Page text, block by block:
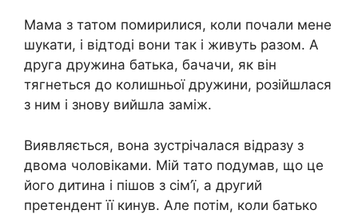
Мама з татом помирилися, коли почали мене
шукати, і відтоді вони так і живуть разом. А
друга дружина батька, бачачи, як він
тягнеться до колишньої дружини, розійшлася
з ним і знову вийшла заміж.
Виявляється, вона зустрічалася відразу з
двома чоловіками. Мій тато подумав, що це
його дитина і пішов з сім’ї, а другий
претендент її кинув. Але потім, коли батько